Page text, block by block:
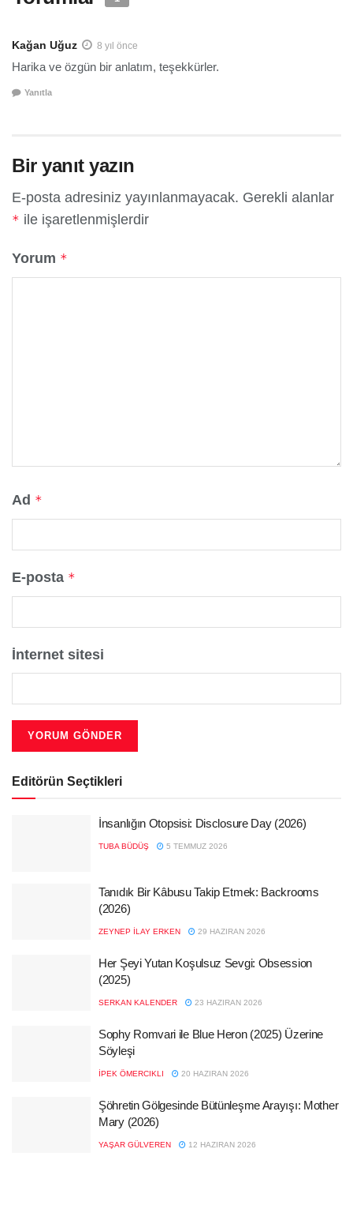
Kağan Uğuz 8 yıl önce
Harika ve özgün bir anlatım, teşekkürler.
Yanıtla
Bir yanıt yazın
E-posta adresiniz yayınlanmayacak. Gerekli alanlar
* ile işaretlenmişlerdir
Yorum *
Ad *
E-posta *
İnternet sitesi
Editörün Seçtikleri
İnsanlığın Otopsisi: Disclosure Day (2026)
TUBA BÜDÜŞ 5 TEMMUZ 2026
Tanıdık Bir Kâbusu Takip Etmek: Backrooms
(2026)
ZEYNEP İLAY ERKEN 29 HAZIRAN 2026
Her Şeyi Yutan Koşulsuz Sevgi: Obsession
(2025)
SERKAN KALENDER 23 HAZIRAN 2026
Sophy Romvari ile Blue Heron (2025) Üzerine
Söyleşi
İPEK ÖMERCIKLI 20 HAZIRAN 2026
Şöhretin Gölgesinde Bütünleşme Arayışı: Mother
Mary (2026)
YAŞAR GÜLVEREN 12 HAZIRAN 2026